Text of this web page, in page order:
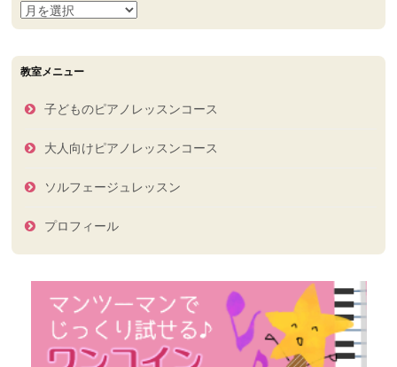
過
去
ブ
グ
事
教室メニュー
子どものピアノレッスンコース
大人向けピアノレッスンコース
ソルフェージュレッスン
プロフィール